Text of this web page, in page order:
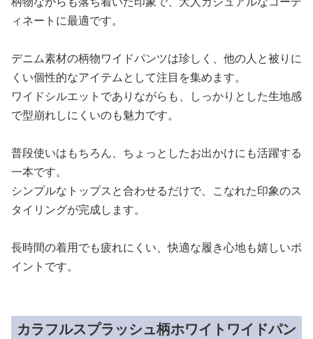
ィネートに最適です。
デニム素材の柄物ワイドパンツは珍しく、他の人と被りに
くい個性的なアイテムとして注目を集めます。
ワイドシルエットでありながらも、しっかりとした生地感
で型崩れしにくいのも魅力です。
普段使いはもちろん、ちょっとしたお出かけにも活躍する
一本です。
シンプルなトップスと合わせるだけで、こなれた印象のス
タイリングが完成します。
長時間の着用でも疲れにくい、快適な履き心地も嬉しいポ
イントです。
カラフルスプラッシュ柄ホワイトワイドパン